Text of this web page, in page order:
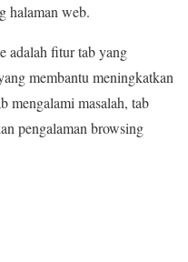
halaman web.
adalah fitur tab yang
membantu meningkatkan
mengalami masalah, tab
pengalaman browsing